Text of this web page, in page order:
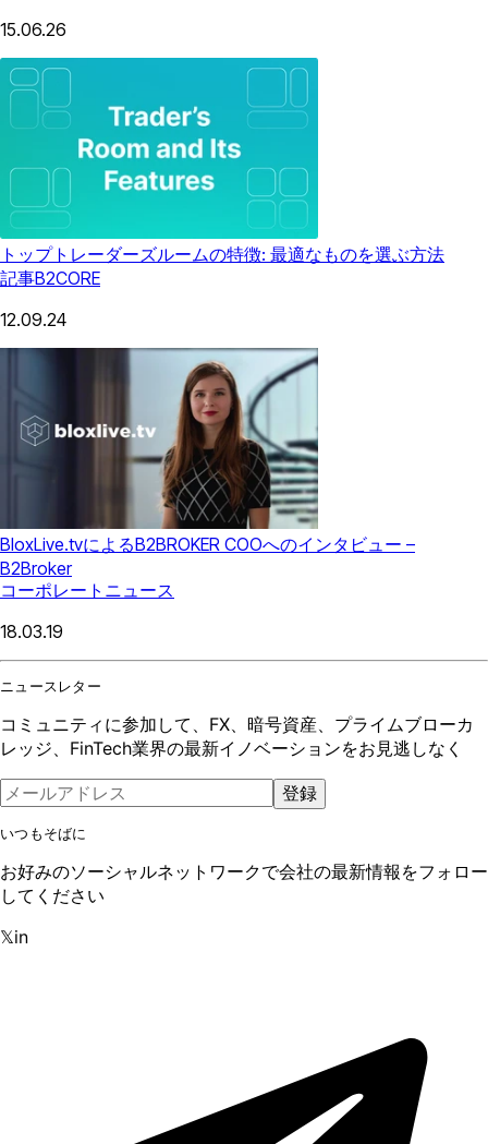
15.06.26
トップトレーダーズルームの特徴: 最適なものを選ぶ方法
記事B2CORE
12.09.24
BloxLive.tvによるB2BROKER COOへのインタビュー –
B2Broker
コーポレートニュース
18.03.19
ニュースレター
コミュニティに参加して、FX、暗号資産、プライムブローカ
レッジ、FinTech業界の最新イノベーションをお見逃しなく
登録
いつもそばに
お好みのソーシャルネットワークで会社の最新情報をフォロー
してください
𝕏in